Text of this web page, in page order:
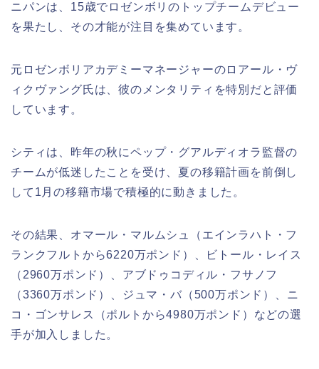
ニパンは、15歳でロゼンボリのトップチームデビュー
を果たし、その才能が注目を集めています。
元ロゼンボリアカデミーマネージャーのロアール・ヴ
ィクヴァング氏は、彼のメンタリティを特別だと評価
しています。
シティは、昨年の秋にペップ・グアルディオラ監督の
チームが低迷したことを受け、夏の移籍計画を前倒し
して1月の移籍市場で積極的に動きました。
その結果、オマール・マルムシュ（エインラハト・フ
ランクフルトから6220万ポンド）、ビトール・レイス
（2960万ポンド）、アブドゥコディル・フサノフ
（3360万ポンド）、ジュマ・バ（500万ポンド）、ニ
コ・ゴンサレス（ポルトから4980万ポンド）などの選
手が加入しました。